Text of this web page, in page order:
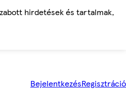
hirdetések és tartalmak,
BejelentkezésRegisztráció